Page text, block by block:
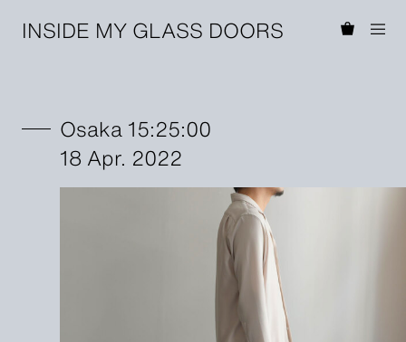
INSIDE MY GLASS DOORS
Osaka 15:25:00
18 Apr. 2022